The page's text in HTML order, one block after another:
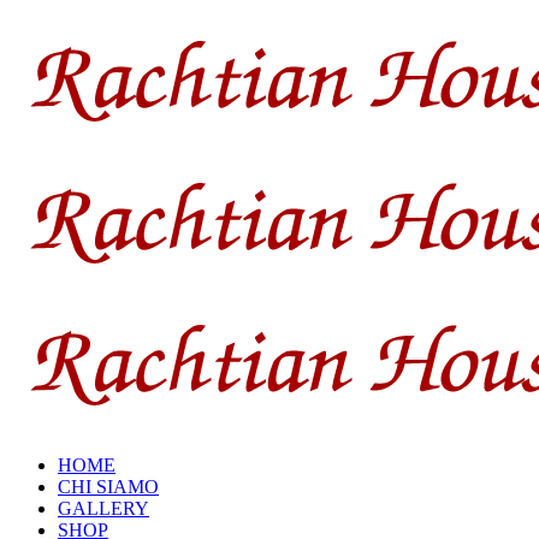
HOME
CHI SIAMO
GALLERY
SHOP